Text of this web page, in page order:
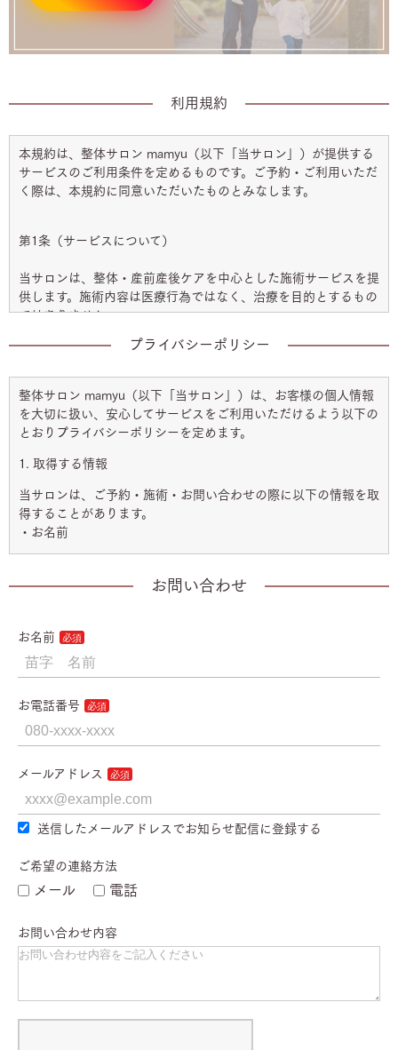
利用規約
本規約は、整体サロン mamyu（以下「当サロン」）が提供する
サービスのご利用条件を定めるものです。ご予約・ご利用いただ
く際は、本規約に同意いただいたものとみなします。
第1条（サービスについて）
当サロンは、整体・産前産後ケアを中心とした施術サービスを提
供します。施術内容は医療行為ではなく、治療を目的とするもの
ではありません。
・キャンセルや変更は、前日までにご連絡ください。無断キャン
セルが続いた場合は、以後のご予約をお断りする場合がありま
す。
第3条（料金のお支払い）
・料金は当サロンが定める金額を、当日現金または指定の方法で
お支払いください。
・暴力的
・迷惑行為
・虚偽の情報提供
・サロンの運営を妨げる行為
第5条（免責事項）
・当サロンの施術は効果を保証するものではありません。
・施術中、施術後の体調の変化については一切の責任を負いかね
ます。特に妊娠中・持病のある方は、必ず事前に医師へご相談く
・貴重品の管理はお客様ご自身でお願いいたします。
ご予約や施術に際して取得したお名前・連絡先等の個人情報は、
施術・予約管理・連絡以外の目的で使用しません。
第7条（規約の変更）
プライバシーポリシー
整体サロン mamyu（以下「当サロン」）は、お客様の個人情報
を大切に扱い、安心してサービスをご利用いただけるよう以下の
とおりプライバシーポリシーを定めます。
1. 取得する情報
当サロンは、ご予約・施術・お問い合わせの際に以下の情報を取
得することがあります。
・お名前
2. 利用目的
・お客様への連絡・ご案内のため
・サービス改善のため（統計的なデータ作成等、個人が特定され
ない形で利用）
・法令に基づく対応のため
3. 個人情報の管理
当サロンは、お客様の個人情報を安全に管理し、漏えい・紛失・
4. 第三者提供について
5. 開示・訂正・削除の請求
お問い合わせ
お名前
お電話番号
メールアドレス
送信したメールアドレスでお知らせ配信に登録する
ご希望の連絡方法
メール 電話
お問い合わせ内容